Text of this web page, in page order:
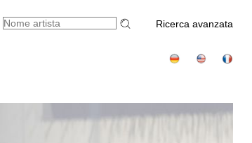
Ricerca avanzata